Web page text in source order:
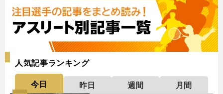
人気記事ランキング
今日 昨日 週間
月間